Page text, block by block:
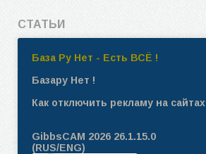
СТАТЬИ
База Ру Нет - Есть ВСЁ !
Базару Нет !
Как отключить рекламу на сайтах
GibbsCAM 2026 26.1.15.0
(RUS/ENG)